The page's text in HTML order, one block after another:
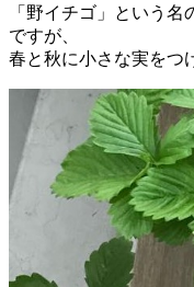
「野イチゴ」という
ですが、
春と秋に小さな実をつ